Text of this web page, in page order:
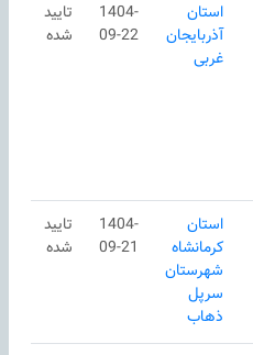
استان
آذربایجان
غربی
1404-
09-22
تایید
شده
استان
كرمانشاه
شهرستان
سرپل
ذهاب
1404-
09-21
تایید
شده